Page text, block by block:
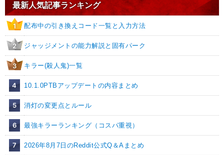
最新人気記事ランキング
1 配布中の引き換えコード一覧と入力方法
2 ジャッジメントの能力解説と固有パーク
3 キラー(殺人鬼)一覧
4 10.1.0PTBアップデートの内容まとめ
5 消灯の変更点とルール
6 最強キラーランキング（コスパ重視）
7 2026年8月7日のReddit公式Q＆Aまとめ